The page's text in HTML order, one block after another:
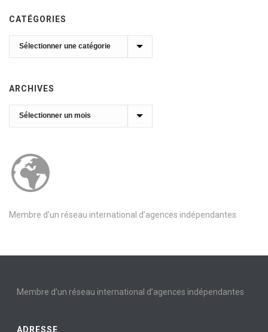
CATÉGORIES
Catégories
ARCHIVES
Archives
Membre d’un réseau international d’agences indépendantes
Membre d’un réseau international d’agences indépendantes
ADRESSE